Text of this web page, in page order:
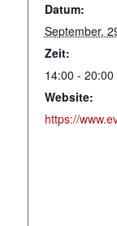
Datum:
September.
Zeit:
14:00 - 20:00
Website:
https://